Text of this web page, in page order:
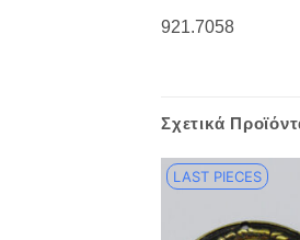
921.7058
Σχετικά
LAST PIECES